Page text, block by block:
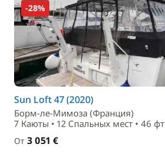
-28%
Sun Loft 47 (2020)
Борм-ле-Мимоза (Франция)
7 Каюты • 12 Спальныx мест • 46 фт
От 3 051 €